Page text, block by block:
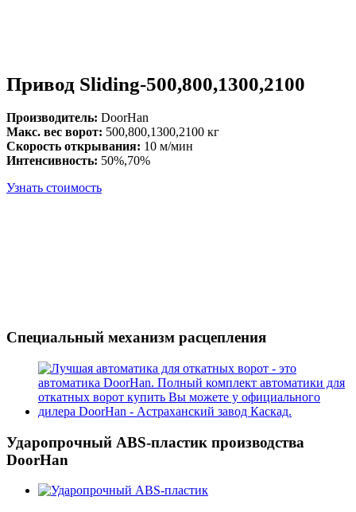
Привод Sliding-500,800,1300,2100
Производитель: DoorHan
Макс. вес ворот: 500,800,1300,2100 кг
Скорость открывания: 10 м/мин
Интенсивность: 50%,70%
Узнать стоимость
Специaльный механизм рaсцепления
Удaропрочный ABS-пластик производства
DoorHan